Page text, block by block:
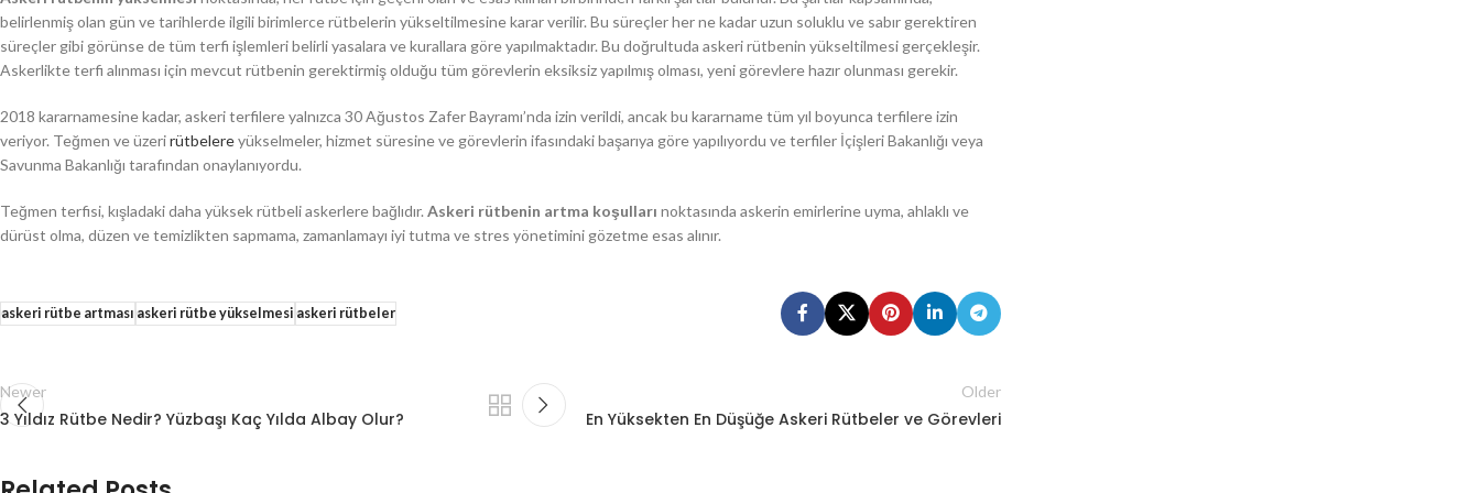
belirlenmiş olan gün ve tarihlerde ilgili birimlerce rütbelerin yükseltilmesine karar verilir. Bu süreçler her ne kadar uzun soluklu ve sabır gerektiren
süreçler gibi görünse de tüm terfi işlemleri belirli yasalara ve kurallara göre yapılmaktadır. Bu doğrultuda askeri rütbenin yükseltilmesi gerçekleşir.
Askerlikte terfi alınması için mevcut rütbenin gerektirmiş olduğu tüm görevlerin eksiksiz yapılmış olması, yeni görevlere hazır olunması gerekir.
2018 kararnamesine kadar, askeri terfilere yalnızca 30 Ağustos Zafer Bayramı’nda izin verildi, ancak bu kararname tüm yıl boyunca terfilere izin
veriyor. Teğmen ve üzerirütbelereyükselmeler, hizmet süresine ve görevlerin ifasındaki başarıya göre yapılıyordu ve terfiler İçişleri Bakanlığı veya
Savunma Bakanlığı tarafından onaylanıyordu.
Teğmen terfisi, kışladaki daha yüksek rütbeli askerlere bağlıdır. Askeri rütbenin artma koşulları noktasında askerin emirlerine uyma, ahlaklı ve
dürüst olma, düzen ve temizlikten sapmama, zamanlamayı iyi tutma ve stres yönetimini gözetme esas alınır.
askeri rütbe artması askeri rütbe yükselmesi askeri rütbeler
Newer
3 Yıldız Rütbe Nedir? Yüzbaşı Kaç Yılda Albay Olur?
Older
En Yüksekten En Düşüğe Askeri Rütbeler ve Görevleri